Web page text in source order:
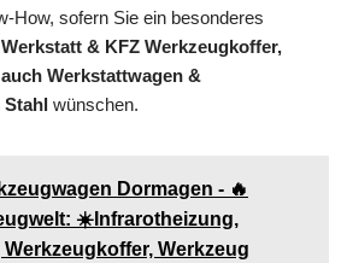
How, sofern Sie ein besonderes
& KFZ Werkzeugkoffer,
Werkstattwagen &
Stahl wünschen.
Dormagen - 🔥
☀️Infrarotheizung,
Werkzeug